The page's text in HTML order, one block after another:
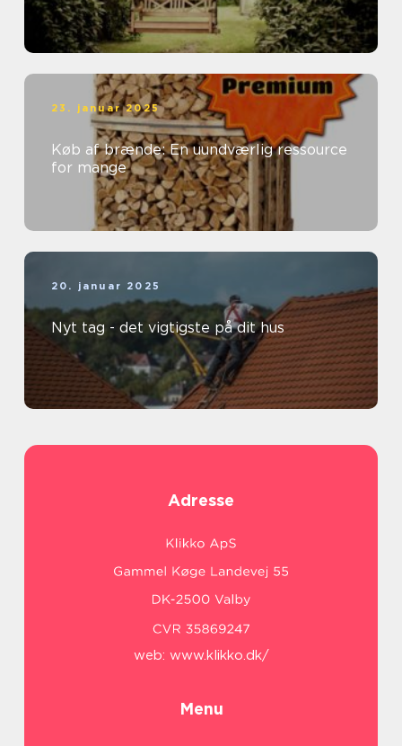
23. januar 2025
Køb af brænde: En uundværlig ressource
for mange
20. januar 2025
Nyt tag - det vigtigste på dit hus
Adresse
web: www.klikko.dk/
Menu